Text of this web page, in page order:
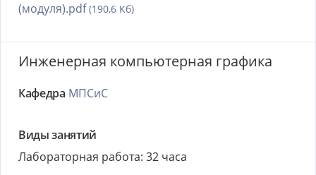
(модуля).pdf(190,6 Кб)
Инженерная компьютерная графика
Кафедра МПСиС
Виды занятий
Лабораторная работа: 32 часа